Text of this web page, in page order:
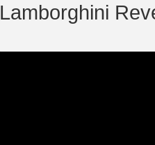
Lamborghini